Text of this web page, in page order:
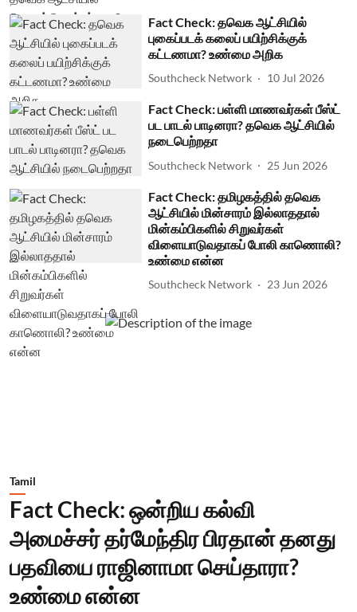
Fact Check: தவெக ஆட்சியில்
புகைப்படக் கலைப் பயிற்சிக்குக்
கட்டணமா? உண்மை அறிக
Southcheck Network 10 Jul 2026
Fact Check: பள்ளி மாணவர்கள் பீஸ்ட்
பட பாடல் பாடினரா? தவெக ஆட்சியில்
நடைபெற்றதா
Southcheck Network 25 Jun 2026
Fact Check: தமிழகத்தில் தவெக
ஆட்சியில் மின்சாரம் இல்லாததால்
மின்கம்பிகளில் சிறுவர்கள்
விளையாடுவதாகப் போலி காணொலி?
உண்மை என்ன
Southcheck Network 23 Jun 2026
Tamil
Fact Check: ஒன்றிய கல்வி
அமைச்சர் தர்மேந்திர பிரதான் தனது
பதவியை ராஜினாமா செய்தாரா?
உண்மை என்ன